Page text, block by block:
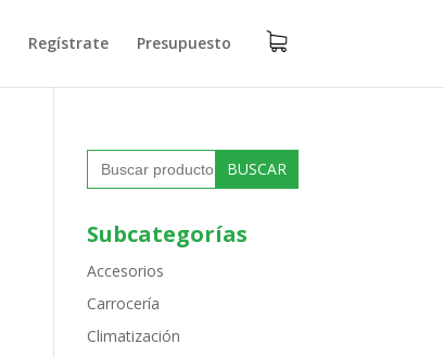
Regístrate Presupuesto
Buscar:
Subcategorías
Accesorios
Carrocería
Climatización